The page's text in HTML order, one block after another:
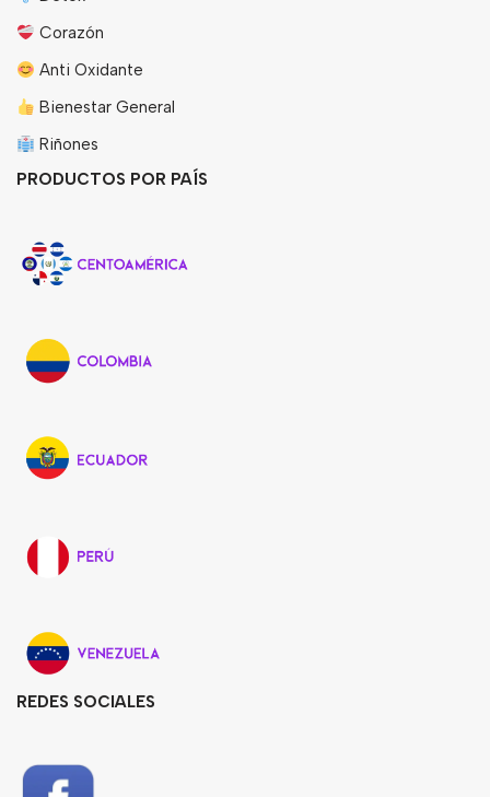
Corazón
Anti Oxidante
Bienestar General
Riñones
PRODUCTOS POR PAÍS
REDES SOCIALES